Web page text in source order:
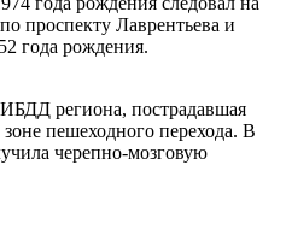
проспекту Лаврентьева и
года рождения.
региона, пострадавшая
пешеходного перехода. В
черепно-мозговую